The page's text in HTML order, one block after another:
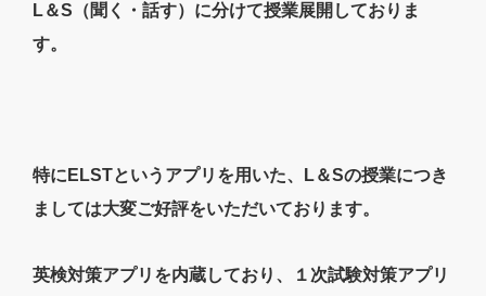
L＆S（聞く・話す）に分けて授業展開しておりま
す。
特にELSTというアプリを用いた、L＆Sの授業につき
ましては大変ご好評をいただいております。
英検対策アプリを内蔵しており、１次試験対策アプリ